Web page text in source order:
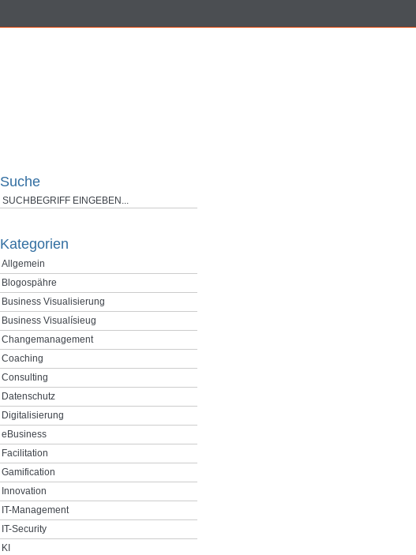
Suche
Kategorien
Allgemein
Blogospähre
Business Visualisierung
Business Visualísieug
Changemanagement
Coaching
Consulting
Datenschutz
Digitalisierung
eBusiness
Facilitation
Gamification
Innovation
IT-Management
IT-Security
KI